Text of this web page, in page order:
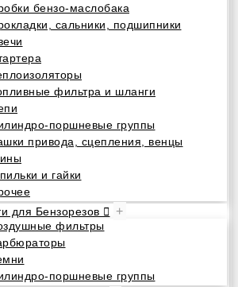
бензо-маслобака
сальники, подшипники
фильтра и шланги
поршневые группы
привода, сцепления, венцы
и гайки
для Бензорезов
+
фильтры
поршневые группы